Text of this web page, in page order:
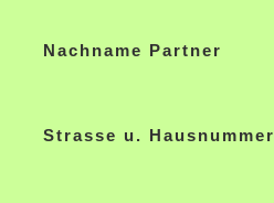
Nachname Partner
Strasse u. Hausnummer